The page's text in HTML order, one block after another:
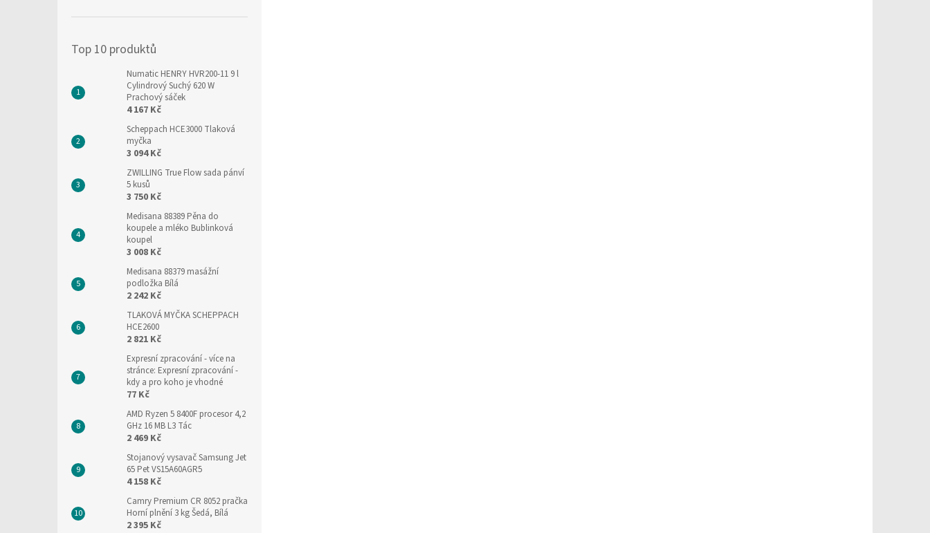
Top 10 produktů
Numatic HENRY HVR200-11 9 l
Cylindrový Suchý 620 W
Prachový sáček
4 167 Kč
Scheppach HCE3000 Tlaková
myčka
3 094 Kč
ZWILLING True Flow sada pánví
5 kusů
3 750 Kč
Medisana 88389 Pěna do
koupele a mléko Bublinková
koupel
3 008 Kč
Medisana 88379 masážní
podložka Bílá
2 242 Kč
TLAKOVÁ MYČKA SCHEPPACH
HCE2600
2 821 Kč
Expresní zpracování- více na
stránce: Expresní zpracování -
kdy a pro koho je vhodné
77 Kč
AMD Ryzen 5 8400F procesor 4,2
GHz 16 MB L3 Tác
2 469 Kč
Stojanový vysavač Samsung Jet
65 Pet VS15A60AGR5
4 158 Kč
Camry Premium CR 8052 pračka
Horní plnění 3 kg Šedá, Bílá
2 395 Kč